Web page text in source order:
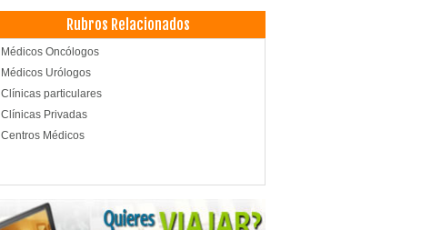
Rubros Relacionados
Médicos Oncólogos
Médicos Urólogos
Clínicas particulares
Clínicas Privadas
Centros Médicos